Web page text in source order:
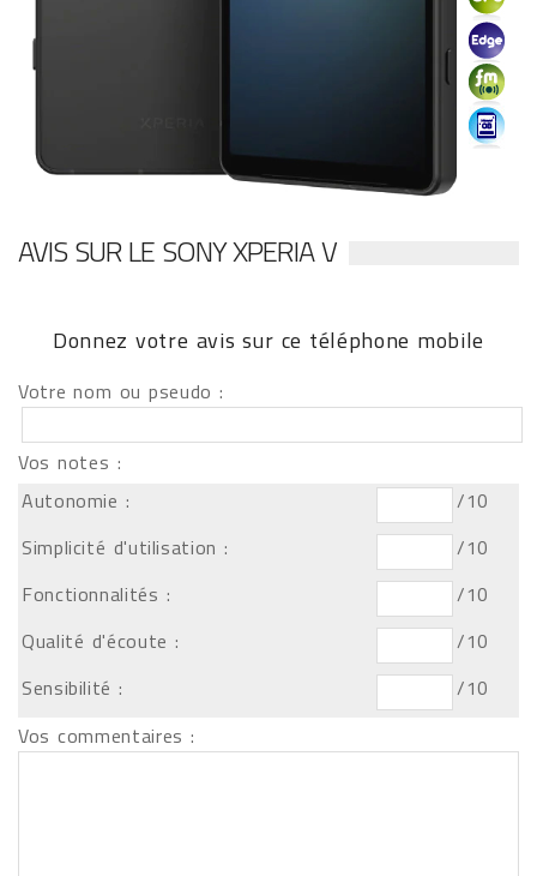
AVIS SUR LE SONY XPERIA V
Donnez votre avis sur ce téléphone mobile
Votre nom ou pseudo :
Vos notes :
Autonomie :
/10
Simplicité d'utilisation :
/10
Fonctionnalités :
/10
Qualité d'écoute :
/10
Sensibilité :
/10
Vos commentaires :